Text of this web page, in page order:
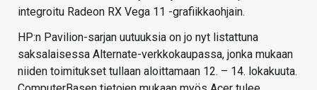
integroitu Radeon RX Vega 11 -grafiikkaohjain.
HP:n Pavilion-sarjan uutuuksia on jo nyt listattuna
saksalaisessa Alternate-verkkokaupassa, jonka mukaan
niiden toimitukset tullaan aloittamaan 12. – 14. lokakuuta.